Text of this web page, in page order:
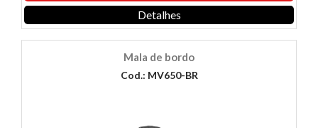
Detalhes
Mala de bordo
Cod.: MV650-BR